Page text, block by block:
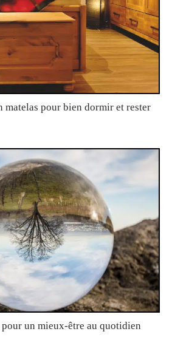
matelas pour bien dormir et rester
pour un mieux-être au quotidien